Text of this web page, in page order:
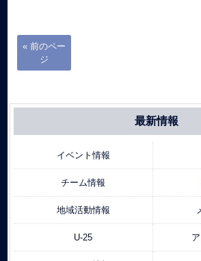
« 前のペー
ジ
最新情報
イベント情報
チーム情報
地域活動情報
U-25